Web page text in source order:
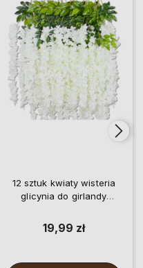
12 sztuk kwiaty wisteria
glicynia do girlandy
19,99 zł